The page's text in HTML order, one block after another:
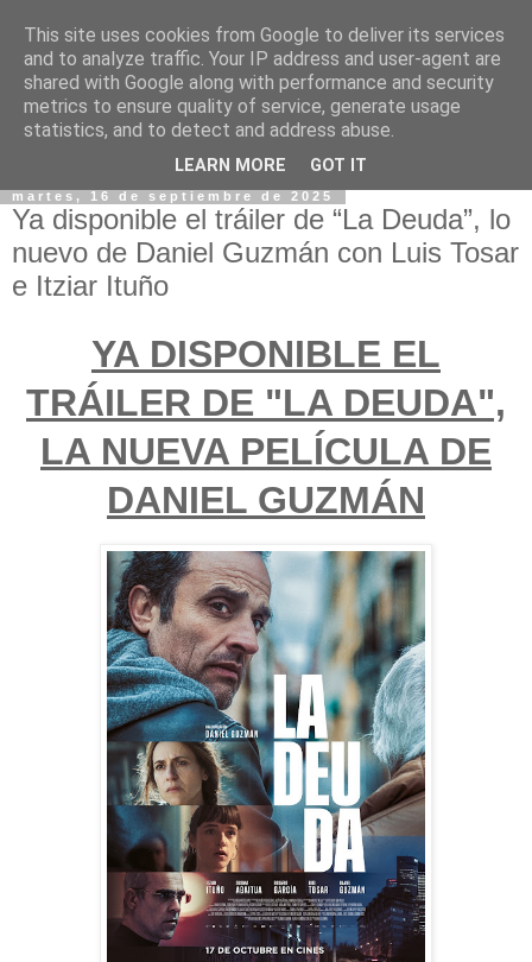
martes, 16 de septiembre de 2025
Ya disponible el tráiler de “La Deuda”, lo
nuevo de Daniel Guzmán con Luis Tosar
e Itziar Ituño
YA DISPONIBLE EL
TRÁILER DE "LA DEUDA",
LA NUEVA PELÍCULA DE
DANIEL GUZMÁN
This site uses cookies from Google to deliver its services
and to analyze traffic. Your IP address and user-agent are
shared with Google along with performance and security
metrics to ensure quality of service, generate usage
statistics, and to detect and address abuse.
LEARN MORE GOT IT